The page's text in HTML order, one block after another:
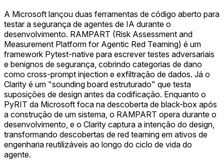
A Microsoft lançou duas ferramentas de código aberto para
testar a segurança de agentes de IA durante o
desenvolvimento. RAMPART (Risk Assessment and
Measurement Platform for Agentic Red Teaming) é um
framework Pytest-native para escrever testes adversariais
e benignos de segurança, cobrindo categorias de dano
como cross-prompt injection e exfiltração de dados. Já o
Clarity é um "sounding board estruturado" que testa
suposições de design antes da codificação. Enquanto o
PyRIT da Microsoft foca na descoberta de black-box após
a construção de um sistema, o RAMPART opera durante o
desenvolvimento, e o Clarity captura a intenção do design,
transformando descobertas de red teaming em ativos de
engenharia reutilizáveis ao longo do ciclo de vida do
agente.